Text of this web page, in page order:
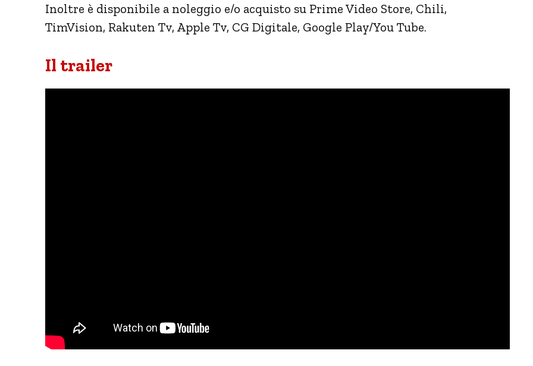
Inoltre è disponibile a noleggio e/o acquisto su Prime Video Store, Chili,
TimVision, Rakuten Tv, Apple Tv, CG Digitale, Google Play/You Tube.
Il trailer